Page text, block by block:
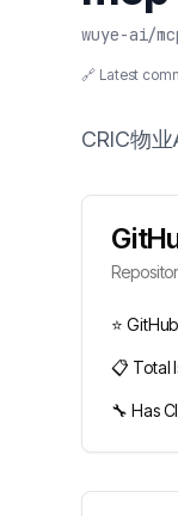
wuye-ai/
🔗 Latest
CRIC物
⭐
📋 Total
🔧 Has